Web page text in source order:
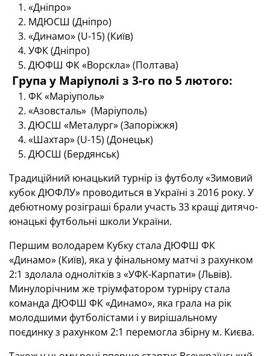
«Дніпро»
МДЮСШ (Дніпро)
«Динамо» (U-15) (Київ)
УФК (Дніпро)
ДЮФШ ФК «Ворскла» (Полтава)
Група у Маріуполі з 3-го по 5 лютого:
ФК «Маріуполь»
«Азовсталь» (Маріуполь)
ДЮСШ «Металург» (Запоріжжя)
«Шахтар» (U-15) (Донецьк)
ДЮСШ (Бердянськ)
Традиційний юнацький турнір із футболу «Зимовий
кубок ДЮФЛУ» проводиться в Україні з 2016 року. У
дебютному розіграші брали участь 33 кращі дитячо-
юнацькі футбольні школи України.
Першим володарем Кубку стала ДЮФШ ФК
«Динамо» (Київ), яка у фінальному матчі з рахунком
2:1 здолала однолітків з «УФК-Карпати» (Львів).
Минулорічним же тріумфатором турніру стала
команда ДЮФШ ФК «Динамо», яка грала на рік
молодшими футболістами і у вирішальному
поєдинку з рахунком 2:1 перемогла збірну м. Києва.